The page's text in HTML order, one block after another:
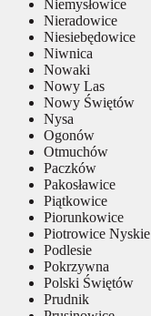
Niemysłowice
Nieradowice
Niesiebędowice
Niwnica
Nowaki
Nowy Las
Nowy Świętów
Nysa
Ogonów
Otmuchów
Paczków
Pakosławice
Piątkowice
Piorunkowice
Piotrowice Nyskie
Podlesie
Pokrzywna
Polski Świętów
Prudnik